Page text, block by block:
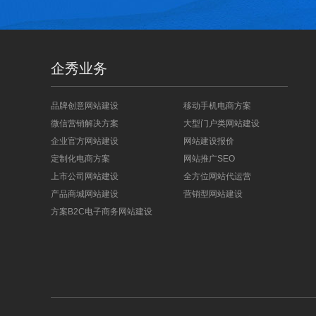
企秀业务
品牌创意网站建设
移动手机电商方案
微信营销解决方案
大型门户类网站建设
企业官方网站建设
网站建设报价
定制化电商方案
网站推广SEO
上市公司网站建设
全方位网站代运营
产品商城网站建设
营销型网站建设
方案B2C电子商务网站建设